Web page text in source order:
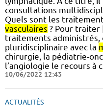
consultations
Quels sont les
vasculaires ? Pour traiter
traitements administrés,
pluridisciplinaire avec la
chirurgie, la pédiatrie-
l’angiologie le recours à
10/06/2022 12:43
ACTUALITÉS